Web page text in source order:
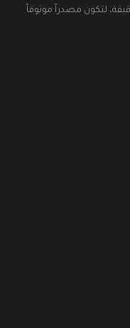
لتكون مصدراً موثوقاً